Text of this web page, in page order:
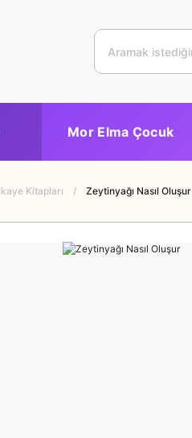
Mor Elma Çocuk
Kitapları Zeytinyağı Nasıl Oluşur